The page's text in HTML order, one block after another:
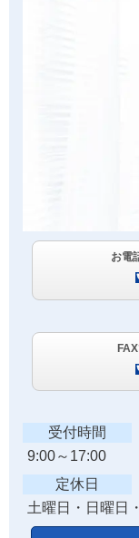
お電
FAX
受付時間
9:00～17:00
定休日
土曜日・日曜日